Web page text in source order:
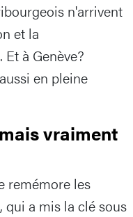
n'arrivent
et la
à Genève?
en pleine
vraiment
remémore les
qui a mis la clé sous